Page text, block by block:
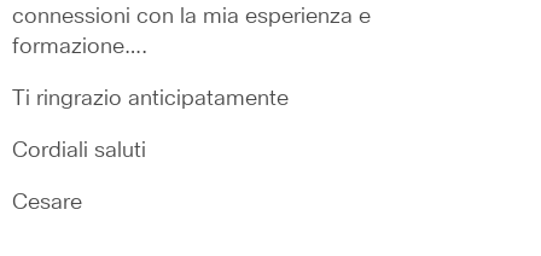
connessioni con la mia esperienza e
formazione….
Ti ringrazio anticipatamente
Cordiali saluti
Cesare